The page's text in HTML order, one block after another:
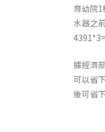
育幼院
水器之
據經濟
可以省
後可省